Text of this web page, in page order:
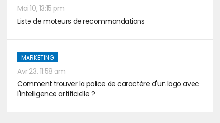
Mai 10, 13:15 pm
Liste de moteurs de recommandations
MARKETING
Avr 23, 11:58 am
Comment trouver la police de caractère d'un logo avec
l'intelligence artificielle ?